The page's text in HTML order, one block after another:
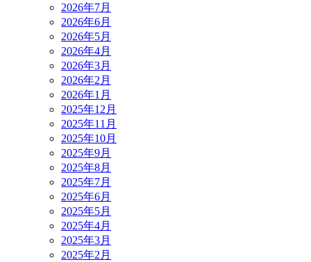
2026年7月
2026年6月
2026年5月
2026年4月
2026年3月
2026年2月
2026年1月
2025年12月
2025年11月
2025年10月
2025年9月
2025年8月
2025年7月
2025年6月
2025年5月
2025年4月
2025年3月
2025年2月